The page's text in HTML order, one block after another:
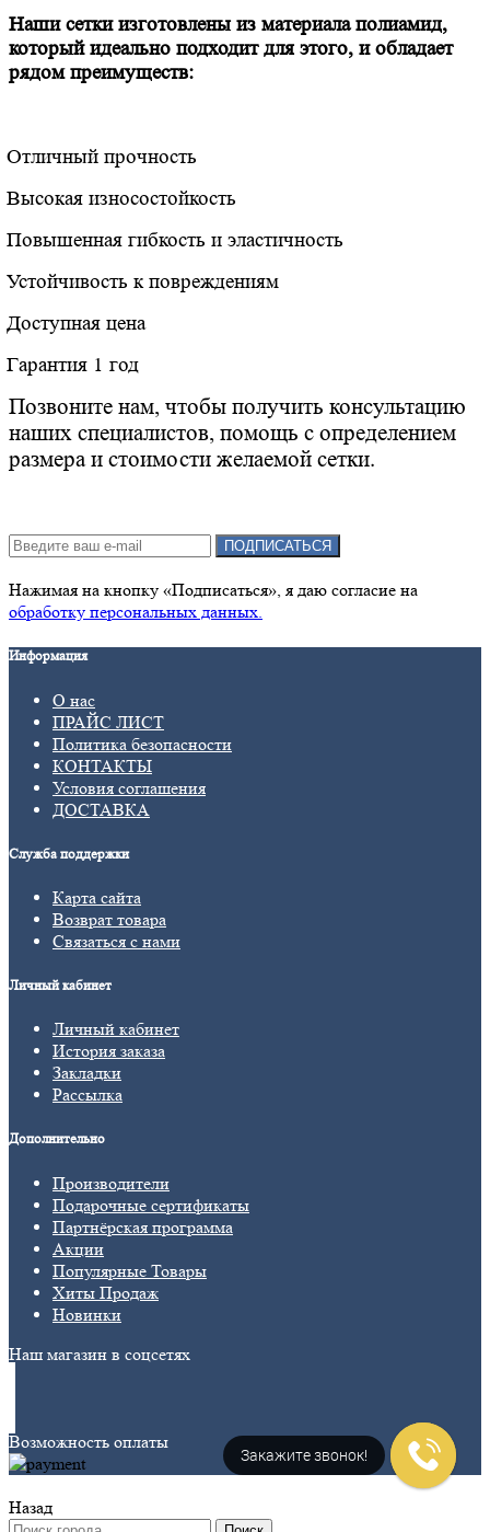
Наши сетки изготовлены из материала полиамид,
который идеально подходит для этого, и обладает
рядом преимуществ:
Отличный прочность
Высокая износостойкость
Повышенная гибкость и эластичность
Устойчивость к повреждениям
Доступная цена
Гарантия 1 год
Позвоните нам, чтобы получить консультацию
наших специалистов, помощь с определением
размера и стоимости желаемой сетки.
ПОДПИСАТЬСЯ
Нажимая на кнопку «Подписаться», я даю cогласие на
обработку персональных данных.
Информация
О нас
ПРАЙС ЛИСТ
Политика безопасности
КОНТАКТЫ
Условия соглашения
ДОСТАВКА
Служба поддержки
Карта сайта
Возврат товара
Связаться с нами
Личный кабинет
Личный кабинет
История заказа
Закладки
Рассылка
Дополнительно
Производители
Подарочные сертификаты
Партнёрская программа
Акции
Популярные Товары
Хиты Продаж
Новинки
Наш магазин в соцсетях
Возможность оплаты
Назад
Закажите звонок!